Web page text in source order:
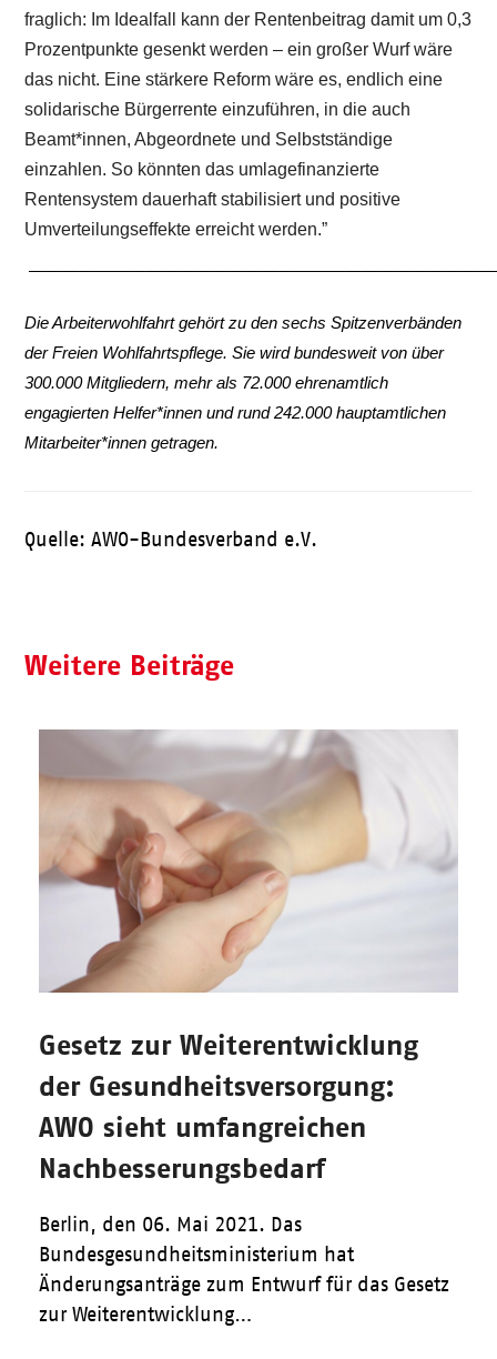
fraglich: Im Idealfall kann der Rentenbeitrag damit um 0,3
Prozentpunkte gesenkt werden – ein großer Wurf wäre
das nicht. Eine stärkere Reform wäre es, endlich eine
solidarische Bürgerrente einzuführen, in die auch
Beamt*innen, Abgeordnete und Selbstständige
einzahlen. So könnten das umlagefinanzierte
Rentensystem dauerhaft stabilisiert und positive
Umverteilungseffekte erreicht werden.”
Die Arbeiterwohlfahrt gehört zu den sechs Spitzenverbänden
der Freien Wohlfahrtspflege. Sie wird bundesweit von über
300.000 Mitgliedern, mehr als 72.000 ehrenamtlich
engagierten Helfer*innen und rund 242.000 hauptamtlichen
Mitarbeiter*innen getragen.
Quelle: AWO-Bundesverband e.V.
Weitere Beiträge
Gesetz zur Weiterentwicklung
der Gesundheitsversorgung:
AWO sieht umfangreichen
Nachbesserungsbedarf
Berlin, den 06. Mai 2021. Das
Bundesgesundheitsministerium hat
Änderungsanträge zum Entwurf für das Gesetz
zur Weiterentwicklung…